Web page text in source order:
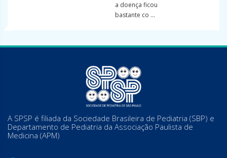
a doença ficou
bastante co ...
A SPSP é filiada da Sociedade Brasileira de Pediatria (SBP) e
Departamento de Pediatria da Associação Paulista de
Medicina (APM)